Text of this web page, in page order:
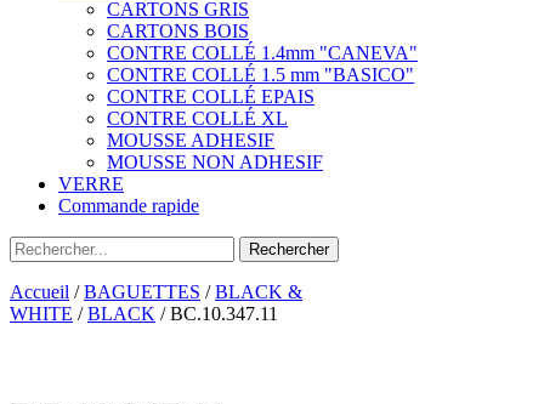
CARTONS GRIS
CARTONS BOIS
CONTRE COLLÉ 1.4mm "CANEVA"
CONTRE COLLÉ 1.5 mm "BASICO"
CONTRE COLLÉ EPAIS
CONTRE COLLÉ XL
MOUSSE ADHESIF
MOUSSE NON ADHESIF
VERRE
Commande rapide
Accueil /BAGUETTES /BLACK &
WHITE /BLACK / BC.10.347.11